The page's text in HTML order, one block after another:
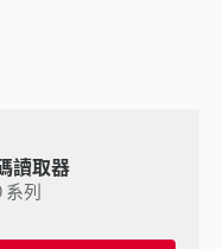
讀取器
系列